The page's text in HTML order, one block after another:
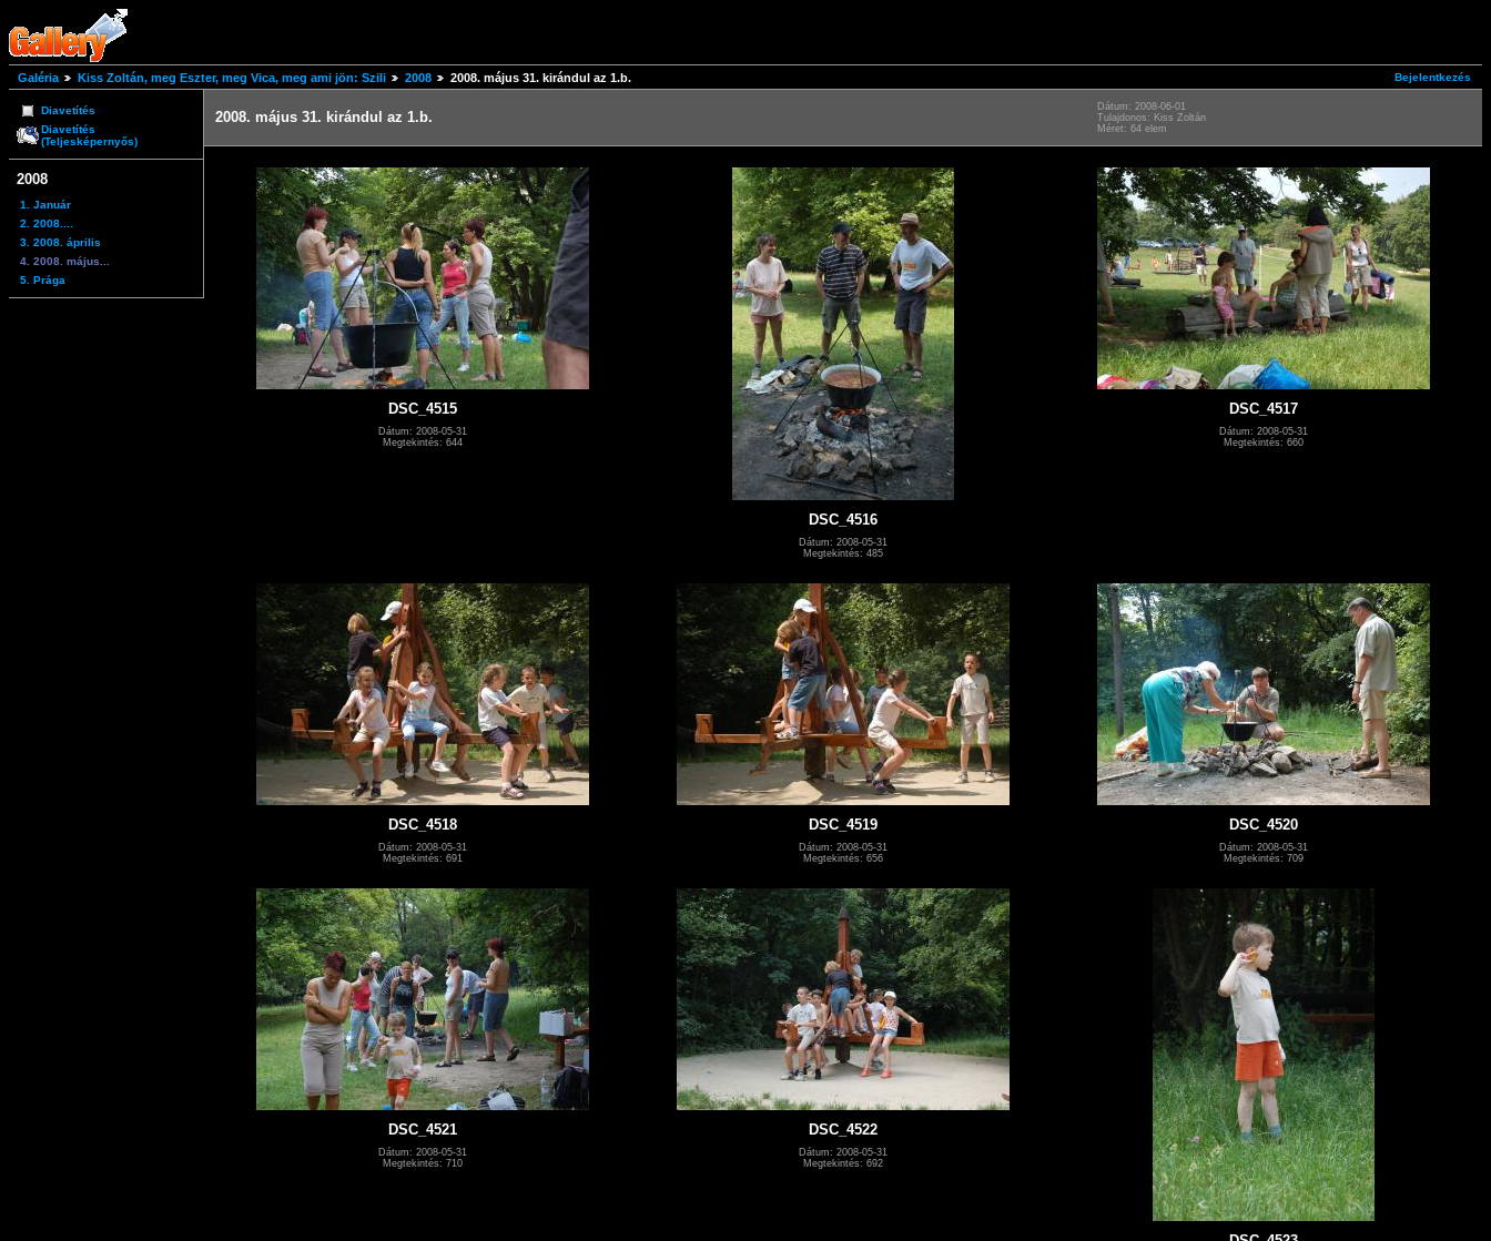
Bejelentkezés
Galéria Kiss Zoltán, meg Eszter, meg Vica, meg ami jön: Szili 2008 2008. május 31. kirándul az 1.b.
Diavetítés
Diavetítés
(Teljesképernyős)
2008
1. Január
2. 2008....
3. 2008. április
4. 2008. május...
5. Prága
2008. május 31. kirándul az 1.b.
Dátum: 2008-06-01
Tulajdonos: Kiss Zoltán
Méret: 64 elem
DSC_4515
Dátum: 2008-05-31
Megtekintés: 644
DSC_4516
Dátum: 2008-05-31
Megtekintés: 485
DSC_4517
Dátum: 2008-05-31
Megtekintés: 660
DSC_4518
Dátum: 2008-05-31
Megtekintés: 691
DSC_4519
Dátum: 2008-05-31
Megtekintés: 656
DSC_4520
Dátum: 2008-05-31
Megtekintés: 709
DSC_4521
Dátum: 2008-05-31
Megtekintés: 710
DSC_4522
Dátum: 2008-05-31
Megtekintés: 692